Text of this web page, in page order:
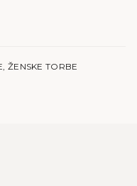
ŽENSKE TORBE